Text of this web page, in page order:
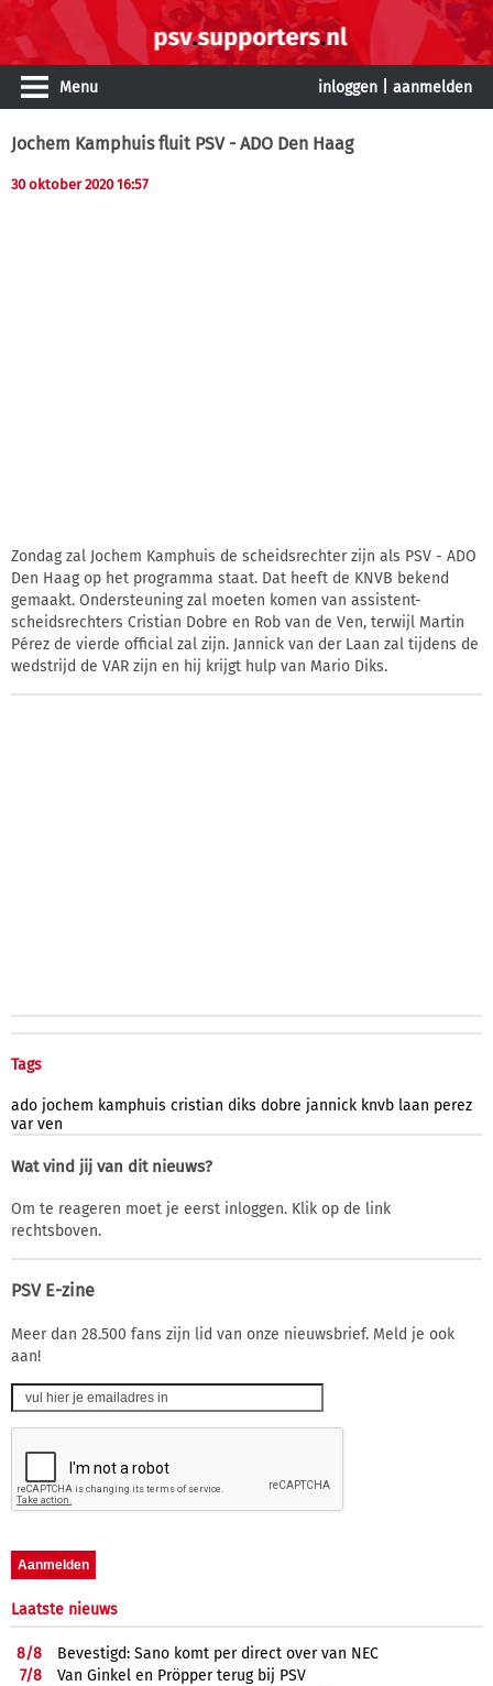
Menu inloggen aanmelden
Jochem Kamphuis fluit PSV - ADO Den Haag
30 oktober 2020 16:57
Zondag zal Jochem Kamphuis de scheidsrechter zijn als PSV - ADO
Den Haag op het programma staat. Dat heeft de KNVB bekend
gemaakt. Ondersteuning zal moeten komen van assistent-
scheidsrechters Cristian Dobre en Rob van de Ven, terwijl Martin
Pérez de vierde official zal zijn. Jannick van der Laan zal tijdens de
wedstrijd de VAR zijn en hij krijgt hulp van Mario Diks.
Tags
ado jochem kamphuis cristian diks dobre jannick knvb laan perez
var ven
Wat vind jij van dit nieuws?
Om te reageren moet je eerst inloggen. Klik op de link
rechtsboven.
PSV E-zine
Meer dan 28.500 fans zijn lid van onze nieuwsbrief. Meld je ook
aan!
Laatste nieuws
8/8
Bevestigd: Sano komt per direct over van NEC
7/8
Van Ginkel en Pröpper terug bij PSV